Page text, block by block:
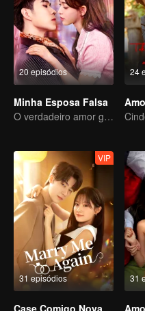
20 episódios
Minha Esposa Falsa
O verdadeiro amor gerado no casamento substituto
24
31 episódios
VIP
Case Comigo Novamente
31